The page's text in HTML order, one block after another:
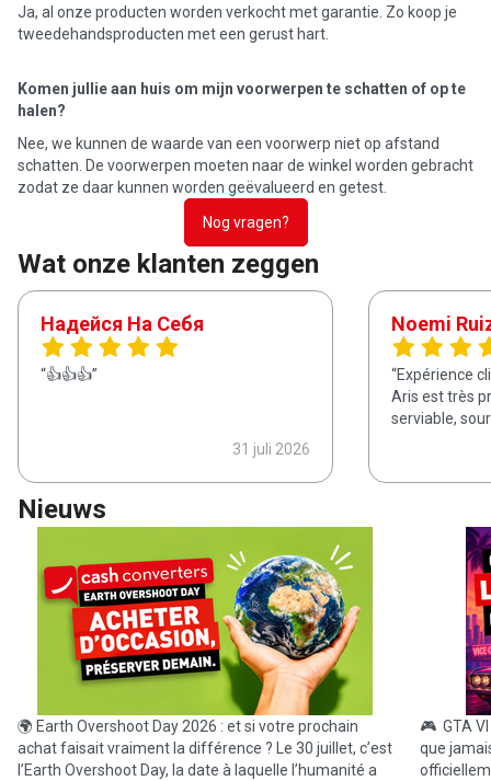
Ja, al onze producten worden verkocht met garantie. Zo koop je
tweedehandsproducten met een gerust hart.
Komen jullie aan huis om mijn voorwerpen te schatten of op te
halen?
Nee, we kunnen de waarde van een voorwerp niet op afstand
schatten. De voorwerpen moeten naar de winkel worden gebracht
zodat ze daar kunnen worden geëvalueerd en getest.
Nog vragen?
Wat onze klanten zeggen
Надейся На Себя
31 juli 2026
👍👍👍
Noemi
Expérience
Aris est très
serviable,
Nieuws
🌍 Earth Overshoot Day 2026 : et si votre prochain
achat faisait vraiment la différence ? Le 30 juillet, c’est
l’Earth Overshoot Day, la date à laquelle l’humanité a
🎮 GTA
que